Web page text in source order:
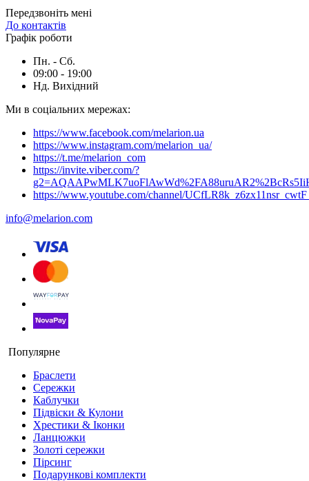
Передзвоніть мені
До контактів
Графік роботи
Пн. - Сб.
09:00 - 19:00
Нд. Вихідний
Ми в соціальних мережах:
https://www.facebook.com/melarion.ua
https://www.instagram.com/melarion_ua/
https://t.me/melarion_com
https://invite.viber.com/?
https://www.youtube.com/channel/
info@melarion.com
Популярне
Браслети
Сережки
Каблучки
Підвіски & Кулони
Хрестики & Іконки
Ланцюжки
Золоті сережки
Пірсинг
Подарункові комплекти